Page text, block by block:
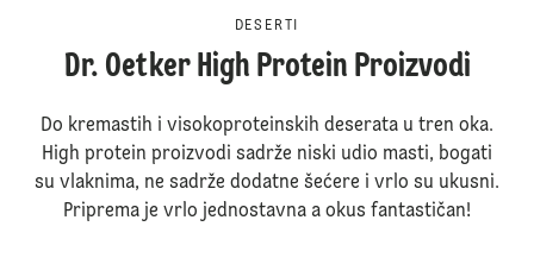
DESERTI
Dr. Oetker High Protein Proizvodi
Do kremastih i visokoproteinskih deserata u tren oka.
High protein proizvodi sadrže niski udio masti, bogati
su vlaknima, ne sadrže dodatne šećere i vrlo su ukusni.
Priprema je vrlo jednostavna a okus fantastičan!